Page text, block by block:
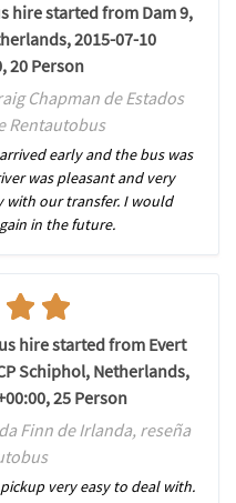
hire started from Dam 9,
2015-07-10
20 Person
Chapman de Estados
Rentautobus
early and the bus was
was pleasant and very
with our transfer. I would
in the future.
hire started from Evert
Schiphol, Netherlands,
25 Person
Finn de Irlanda, reseña
very easy to deal with.